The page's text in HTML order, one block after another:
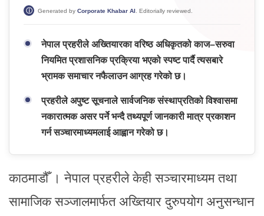
Generated by Corporate Khabar AI . Editorially reviewed.
नेपाल प्रहरीले अख्तियारका वरिष्ठ अधिकृतको काज–सरुवा
नियमित प्रशासनिक प्रक्रिया भएको स्पष्ट पार्दै त्यसबारे
भ्रामक समाचार नफैलाउन आग्रह गरेको छ।
प्रहरीले अपुष्ट सूचनाले सार्वजनिक संस्थाप्रतिको विश्वासमा
नकारात्मक असर पर्ने भन्दै तथ्यपूर्ण जानकारी मात्र प्रकाशन
गर्न सञ्चारमाध्यमलाई आह्वान गरेको छ।
काठमाडौँ । नेपाल प्रहरीले केही सञ्चारमाध्यम तथा
सामाजिक सञ्जालमार्फत अख्तियार दुरुपयोग अनुसन्धान